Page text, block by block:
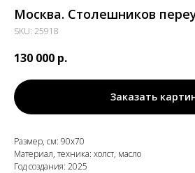
Москва. Столешников
SKU: 25918
130 000 р.
Заказать
Размер, см: 90х70
Материал, техника: холст, масло
Год создания: 2025